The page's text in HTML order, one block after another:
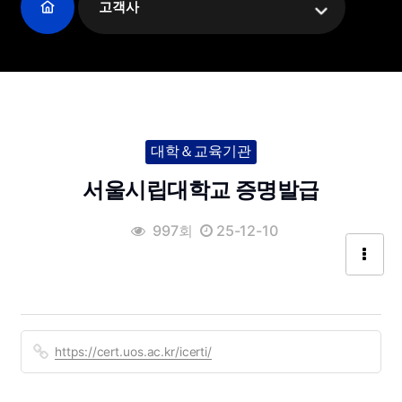
고객사
대학＆교육기관
서울시립대학교 증명발급
997회 25-12-10
https://cert.uos.ac.kr/icerti/